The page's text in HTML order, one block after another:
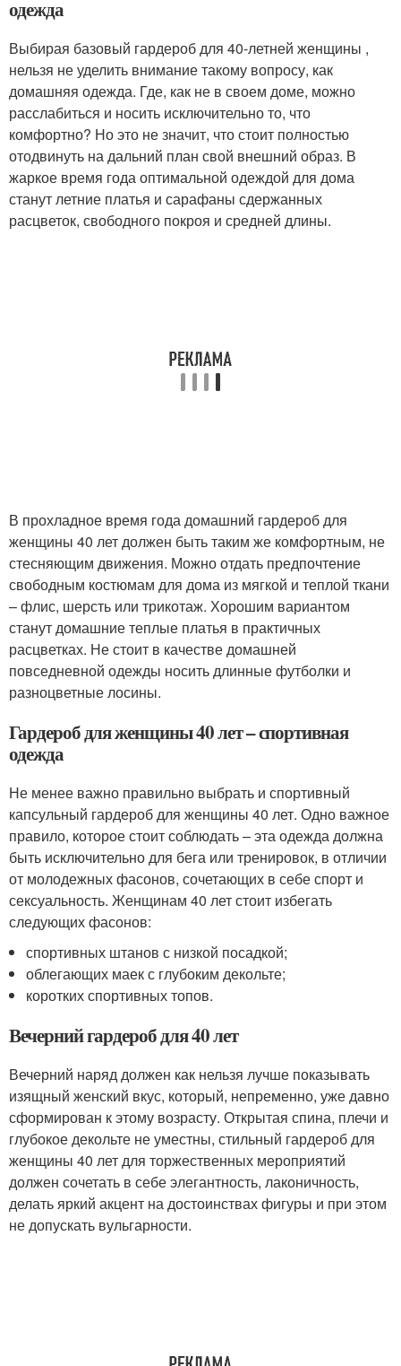
одежда
Выбирая базовый гардероб для 40-летней женщины ,
нельзя не уделить внимание такому вопросу, как
домашняя одежда. Где, как не в своем доме, можно
расслабиться и носить исключительно то, что
комфортно? Но это не значит, что стоит полностью
отодвинуть на дальний план свой внешний образ. В
жаркое время года оптимальной одеждой для дома
станут летние платья и сарафаны сдержанных
расцветок, свободного покроя и средней длины.
В прохладное время года домашний гардероб для
женщины 40 лет должен быть таким же комфортным, не
стесняющим движения. Можно отдать предпочтение
свободным костюмам для дома из мягкой и теплой ткани
– флис, шерсть или трикотаж. Хорошим вариантом
станут домашние теплые платья в практичных
расцветках. Не стоит в качестве домашней
повседневной одежды носить длинные футболки и
разноцветные лосины.
Гардероб для женщины 40 лет – спортивная
одежда
Не менее важно правильно выбрать и спортивный
капсульный гардероб для женщины 40 лет. Одно важное
правило, которое стоит соблюдать – эта одежда должна
быть исключительно для бега или тренировок, в отличии
от молодежных фасонов, сочетающих в себе спорт и
сексуальность. Женщинам 40 лет стоит избегать
следующих фасонов:
спортивных штанов с низкой посадкой;
облегающих маек с глубоким декольте;
коротких спортивных топов.
Вечерний гардероб для 40 лет
Вечерний наряд должен как нельзя лучше показывать
изящный женский вкус, который, непременно, уже давно
сформирован к этому возрасту. Открытая спина, плечи и
глубокое декольте не уместны, стильный гардероб для
женщины 40 лет для торжественных мероприятий
должен сочетать в себе элегантность, лаконичность,
делать яркий акцент на достоинствах фигуры и при этом
не допускать вульгарности.